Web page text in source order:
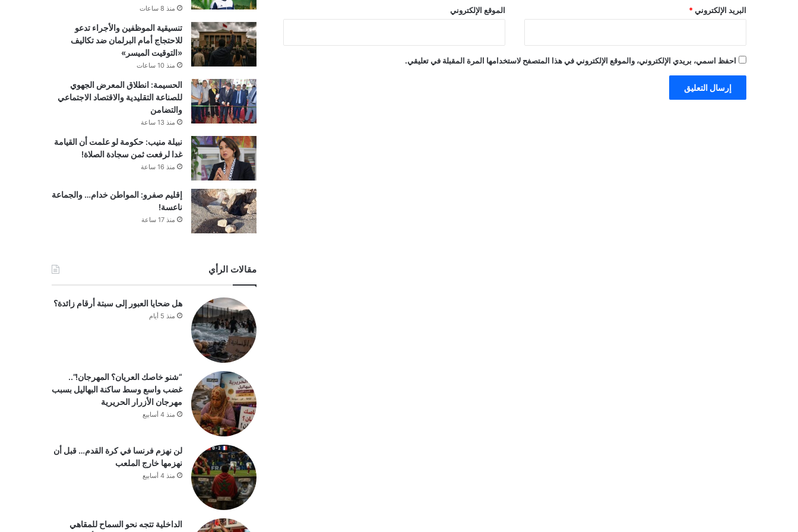
البريد الإلكتروني * الموقع الإلكتروني
احفظ اسمي، بريدي الإلكتروني، والموقع الإلكتروني في هذا المتصفح لاستخدامها المرة المقبلة في تعليقي.
منذ 8 ساعات
تنسيقية الموظفين والأجراء تدعو
للاحتجاج أمام البرلمان ضد تكاليف
«التوقيت الميسر»
منذ 10 ساعات
الحسيمة: انطلاق المعرض الجهوي
للصناعة التقليدية والاقتصاد الاجتماعي
والتضامن
منذ 13 ساعة
نبيلة منيب: حكومة لو علمت أن القيامة
غدا لرفعت ثمن سجادة الصلاة!
منذ 16 ساعة
إقليم صفرو: المواطن خدام… والجماعة
ناعسة!
منذ 17 ساعة
مقالات الرأي
هل ضحايا العبور إلى سبتة أرقام زائدة؟
منذ 5 أيام
“شنو خاصك العريان؟ المهرجان!”..
غضب واسع وسط ساكنة البهاليل بسبب
مهرجان الأزرار الحريرية
منذ 4 أسابيع
لن نهزم فرنسا في كرة القدم… قبل أن
نهزمها خارج الملعب
منذ 4 أسابيع
الداخلية تتجه نحو السماح للمقاهي